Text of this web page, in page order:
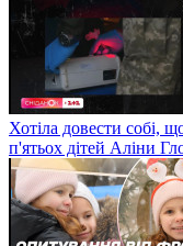
Хотіла довести собі,
п'ятьох дітей Аліни